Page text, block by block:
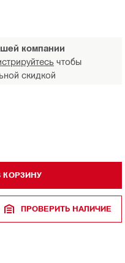
компании
чтобы
скидкой
КОРЗИНУ
ПРОВЕРИТЬ НАЛИЧИЕ